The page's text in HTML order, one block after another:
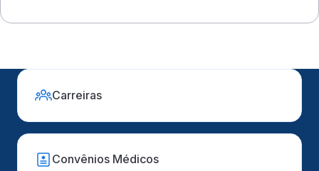
Carreiras
Convênios Médicos